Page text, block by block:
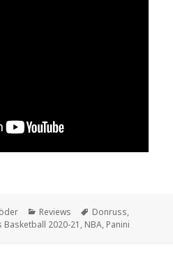
Kategorien
Reviews Schlagwörter
Donruss,
Basketball 2020-21 , NBA, Panini